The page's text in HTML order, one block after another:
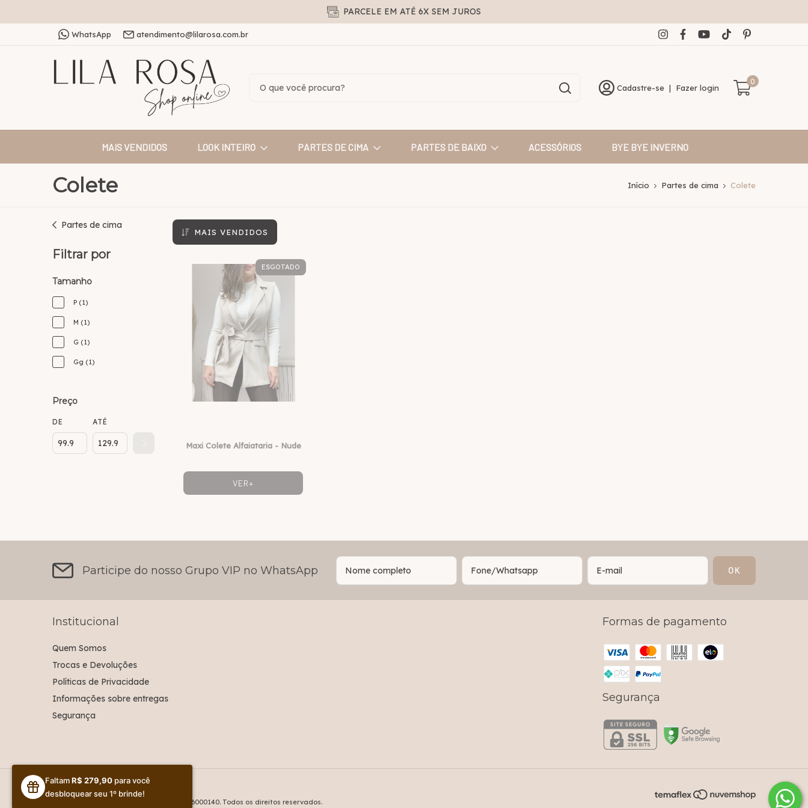
PARCELE EM ATÉ 6X SEM JUROS
WhatsApp atendimento@lilarosa.com.br
Cadastre-se | Fazer login
0
MAIS VENDIDOS LOOK INTEIRO PARTES DE CIMA PARTES DE BAIXO ACESSÓRIOS BYE BYE INVERNO
Colete Início Partes de cima Colete
Partes de cima
Filtrar por
Tamanho
P (1)
M (1)
G (1)
Gg (1)
Preço
DE ATÉ
MAIS VENDIDOS
ESGOTADO
Maxi Colete Alfaiataria - Nude
VER+
Participe do nosso Grupo VIP no WhatsApp
Institucional
Quem Somos
Trocas e Devoluções
Políticas de Privacidade
Informações sobre entregas
Segurança
Formas de pagamento
Segurança
Colete- Lila Rosa
©2026. LR Shopping Online Ltda - 39324576000140. Todos os direitos reservados.
FaltamR$ 279,90 para você
desbloquear seu 1º brinde!